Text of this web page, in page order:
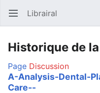
Ouvrir le menu principal Librairal
Historique de
Page Discussion
A-Analysis-Dental-
Care--